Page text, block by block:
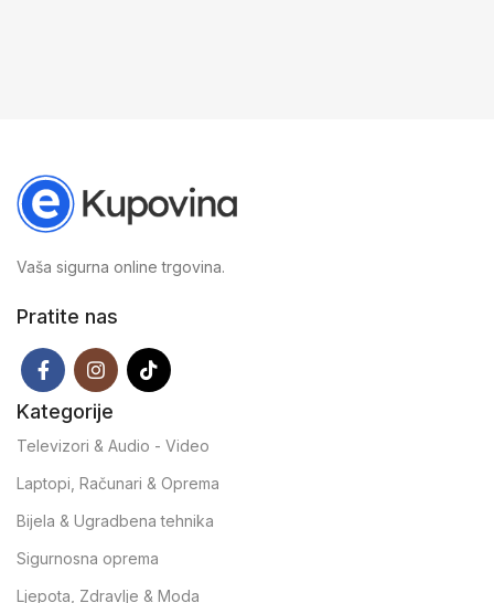
Vaša sigurna online trgovina.
Pratite nas
Kategorije
Televizori & Audio - Video
Laptopi, Računari & Oprema
Bijela & Ugradbena tehnika
Sigurnosna oprema
Ljepota, Zdravlje & Moda